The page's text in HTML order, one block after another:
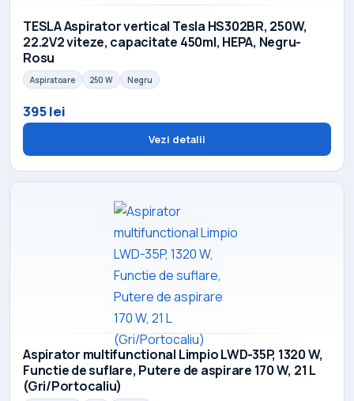
TESLA Aspirator vertical Tesla HS302BR, 250W,
22.2V2 viteze, capacitate 450ml, HEPA, Negru-
Rosu
Aspiratoare 250 W Negru
395 lei
Vezi detalii
Aspirator multifunctional Limpio LWD-35P, 1320 W,
Functie de suflare, Putere de aspirare 170 W, 21 L
(Gri/Portocaliu)